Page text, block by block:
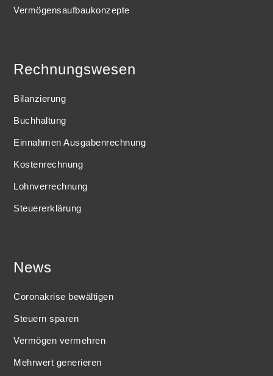
Vermögensaufbaukonzepte
Rechnungswesen
Bilanzierung
Buchhaltung
Einnahmen Ausgabenrechnung
Kostenrechnung
Lohnverrechnung
Steuererklärung
News
Coronakrise bewältigen
Steuern sparen
Vermögen vermehren
Mehrwert generieren